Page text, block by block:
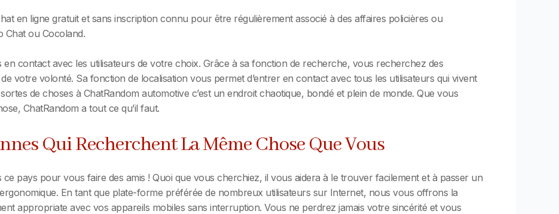
en ligne gratuit et sans inscription connu pour être régulièrement associé à des affaires policières ou
Chat ou Cocoland.
contact avec les utilisateurs de votre choix. Grâce à sa fonction de recherche, vous recherchez des
votre volonté. Sa fonction de localisation vous permet d’entrer en contact avec tous les utilisateurs qui vivent
de choses à ChatRandom automotive c’est un endroit chaotique, bondé et plein de monde. Que vous
ChatRandom a tout ce qu’il faut.
Qui Recherchent La Même Chose Que Vous
ce pays pour vous faire des amis ! Quoi que vous cherchiez, il vous aidera à le trouver facilement et à passer un
En tant que plate-forme préférée de nombreux utilisateurs sur Internet, nous vous offrons la
appropriate avec vos appareils mobiles sans interruption. Vous ne perdrez jamais votre sincérité et vous